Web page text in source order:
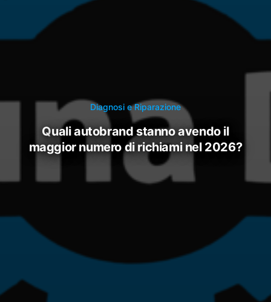
Diagnosi e Riparazione
quali autobrand stanno avendo il
maggior numero di richiami nel 2026?